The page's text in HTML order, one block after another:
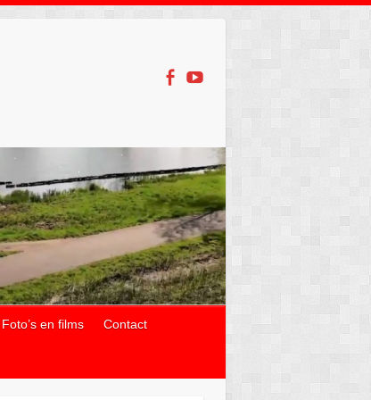
Foto’s en films Contact